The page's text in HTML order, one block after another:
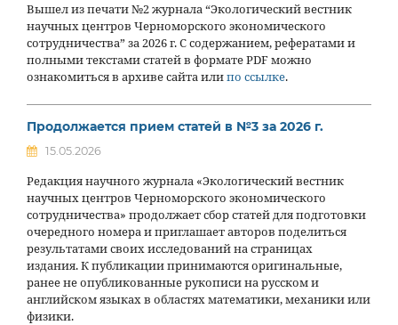
Вышел из печати №2 журнала “Экологический вестник
научных центров Черноморского экономического
сотрудничества” за 2026 г. С содержанием, рефератами и
полными текстами статей в формате PDF можно
ознакомиться в архиве сайта илипо ссылке.
Продолжается прием статей в №3 за 2026 г.
15.05.2026
Редакция научного журнала «Экологический вестник
научных центров Черноморского экономического
сотрудничества» продолжает сбор статей для подготовки
очередного номера и приглашает авторов поделиться
результатами своих исследований на страницах
издания. К публикации принимаются оригинальные,
ранее не опубликованные рукописи на русском и
английском языках в областях математики, механики или
физики.